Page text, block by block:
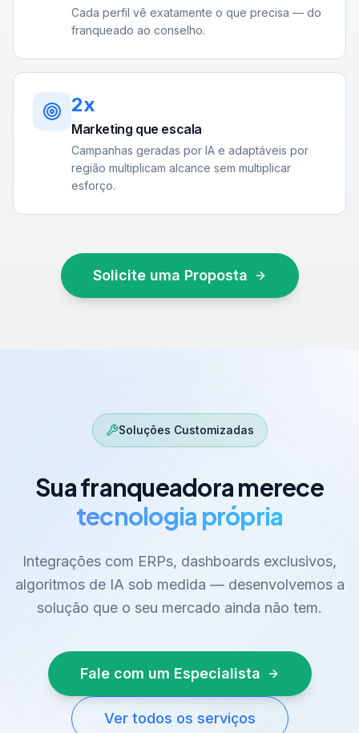
Cada perfil vê exatamente o que precisa — do
franqueado ao conselho.
2x
Marketing que escala
Campanhas geradas por IA e adaptáveis por
região multiplicam alcance sem multiplicar
esforço.
Solicite uma Proposta
Soluções Customizadas
Sua franqueadora merece
tecnologia própria
Integrações com ERPs, dashboards exclusivos,
algoritmos de IA sob medida — desenvolvemos a
solução que o seu mercado ainda não tem.
Fale com um Especialista
Ver todos os serviços